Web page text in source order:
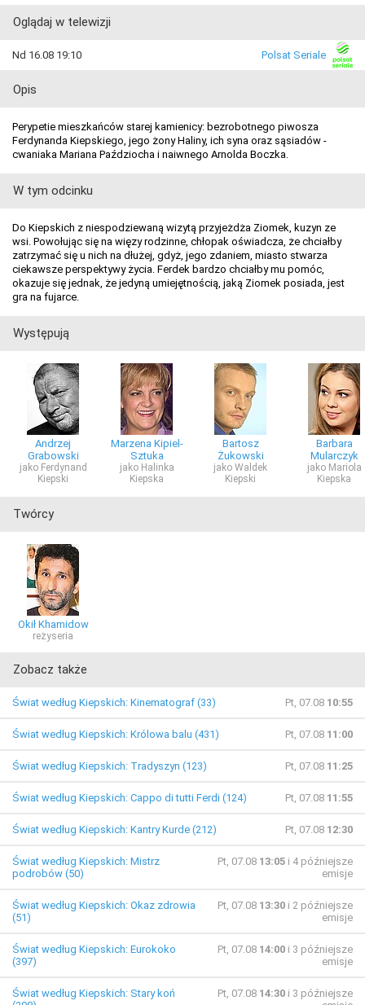
Oglądaj w telewizji
Nd 16.08 19:10 Polsat Seriale
Opis
Perypetie mieszkańców starej kamienicy: bezrobotnego piwosza
Ferdynanda Kiepskiego, jego żony Haliny, ich syna oraz sąsiadów -
cwaniaka Mariana Paździocha i naiwnego Arnolda Boczka.
W tym odcinku
Do Kiepskich z niespodziewaną wizytą przyjeżdża Ziomek, kuzyn ze
wsi. Powołując się na więzy rodzinne, chłopak oświadcza, że chciałby
zatrzymać się u nich na dłużej, gdyż, jego zdaniem, miasto stwarza
ciekawsze perspektywy życia. Ferdek bardzo chciałby mu pomóc,
okazuje się jednak, że jedyną umiejętnością, jaką Ziomek posiada, jest
gra na fujarce.
Występują
Andrzej
Grabowski
jako Ferdynand
Kiepski
Marzena Kipiel-
Sztuka
jako Halinka
Kiepska
Bartosz
Żukowski
jako Waldek
Kiepski
Barbara
Mularczyk
jako Mariola
Kiepska
Twórcy
Okił Khamidow
reżyseria
Zobacz także
Świat według Kiepskich: Kinematograf (33) Pt, 07.08 10:55
Świat według Kiepskich: Królowa balu (431) Pt, 07.08 11:00
Świat według Kiepskich: Tradyszyn (123) Pt, 07.08 11:25
Świat według Kiepskich: Cappo di tutti Ferdi (124) Pt, 07.08 11:55
Świat według Kiepskich: Kantry Kurde (212) Pt, 07.08 12:30
Świat według Kiepskich: Mistrz
podrobów (50)
Pt, 07.08 13:05 i 4 późniejsze
emisje
Świat według Kiepskich: Okaz zdrowia
(51)
Pt, 07.08 13:30 i 2 późniejsze
emisje
Świat według Kiepskich: Eurokoko
(397)
Pt, 07.08 14:00 i 3 późniejsze
emisje
Świat według Kiepskich: Stary koń
Pt, 07.08 14:30 i 3 późniejsze